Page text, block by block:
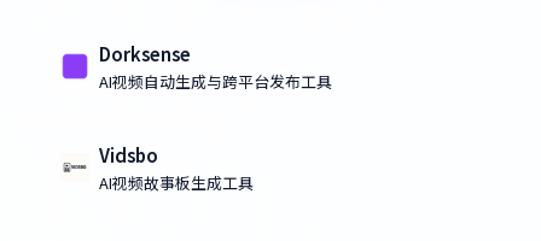
Dorksense
AI视频自动生成与跨平台发布工具
Vidsbo
AI视频故事板生成工具